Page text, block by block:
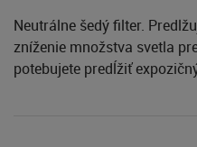
Neutrálne šedý filter.
zníženie množstva svetla
potebujete predĺžiť